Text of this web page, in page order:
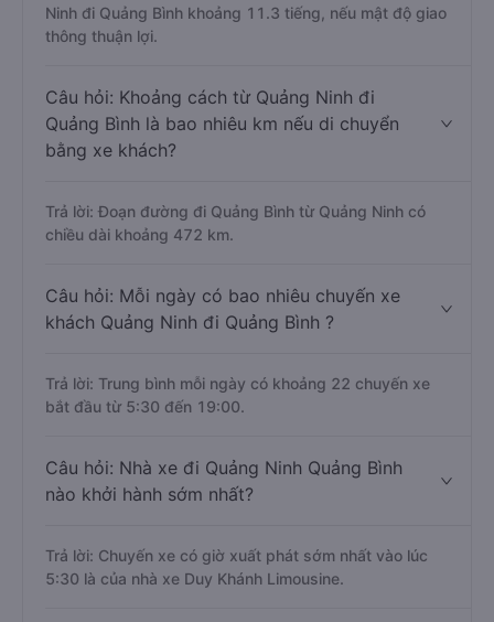
Ninh đi Quảng Bình khoảng 11.3 tiếng, nếu mật độ giao
thông thuận lợi.
Câu hỏi: Khoảng cách từ Quảng Ninh đi
Quảng Bình là bao nhiêu km nếu di chuyển
bằng xe khách?
Trả lời: Đoạn đường đi Quảng Bình từ Quảng Ninh có
chiều dài khoảng 472 km.
Câu hỏi: Mỗi ngày có bao nhiêu chuyến xe
khách Quảng Ninh đi Quảng Bình ?
Trả lời: Trung bình mỗi ngày có khoảng 22 chuyến xe
bắt đầu từ 5:30 đến 19:00.
Câu hỏi: Nhà xe đi Quảng Ninh Quảng Bình
nào khởi hành sớm nhất?
Trả lời: Chuyến xe có giờ xuất phát sớm nhất vào lúc
5:30 là của nhà xe Duy Khánh Limousine.